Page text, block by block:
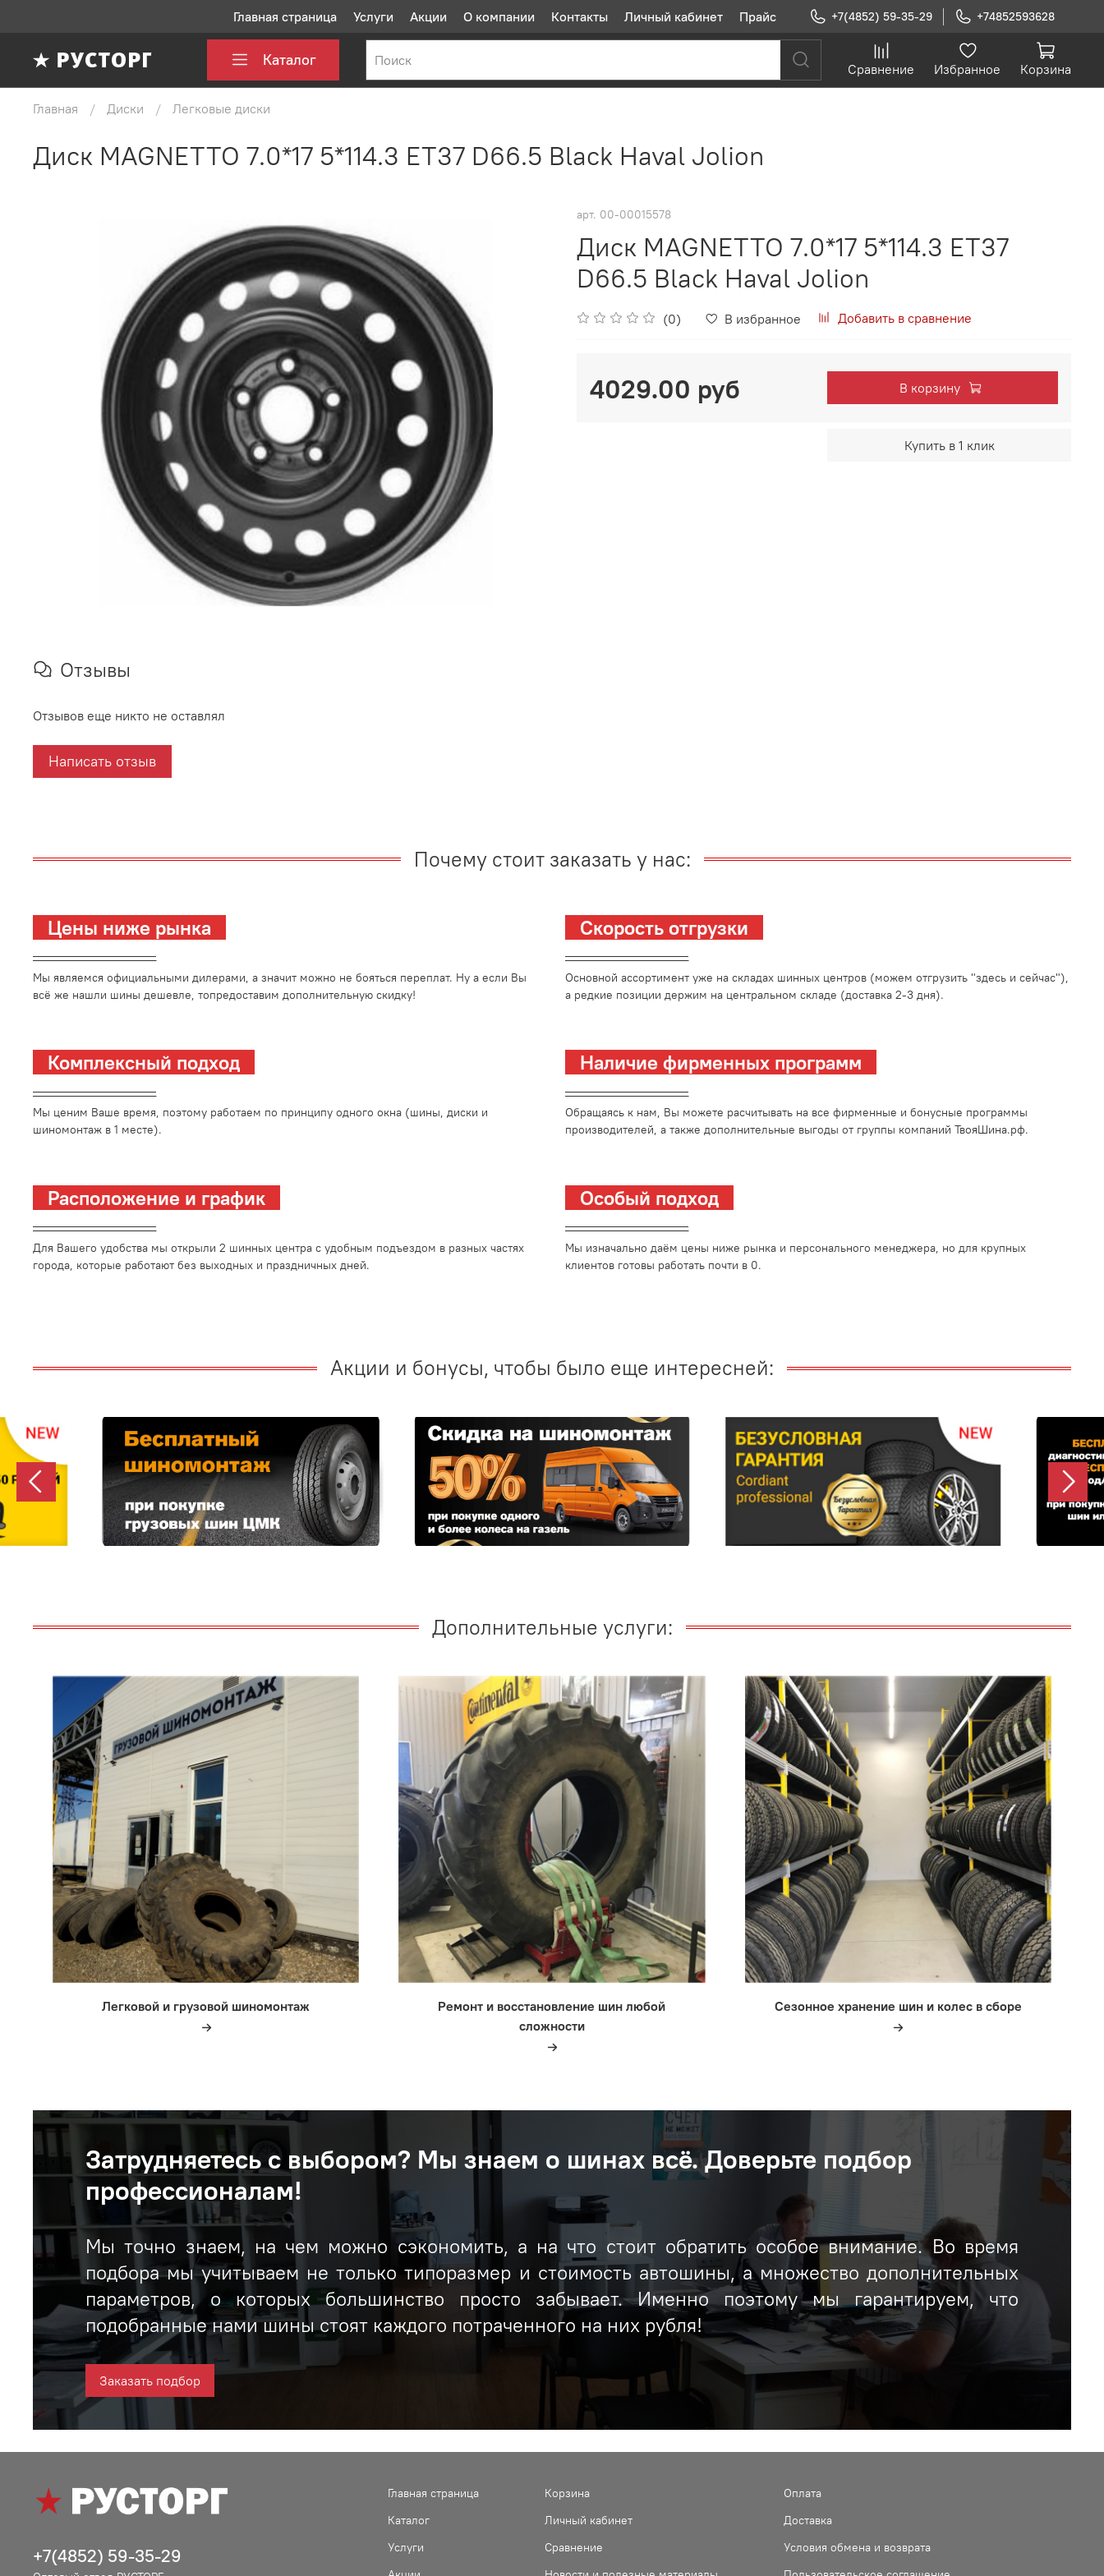
Главная страница Услуги Акции О компании Контакты Личный кабинет Прайс +7(4852) 59-35-29 +74852593628
Каталог Сравнение Избранное Корзина
Главная Диски Легковые диски
Диск MAGNETTO 7.0*17 5*114.3 ET37 D66.5 Black Haval Jolion
арт. 00-00015578
Диск MAGNETTO 7.0*17 5*114.3 ET37
D66.5 Black Haval Jolion
(0) В избранное Добавить в сравнение
4029.00 руб В корзину
Купить в 1 клик
Отзывы
Отзывов еще никто не оставлял
Написать отзыв
Почему стоит заказать у нас:
Цены ниже рынка
_________________________
Мы являемся официальными дилерами, а значит можно не бояться переплат. Ну а если Вы
всё же нашли шины дешевле, топредоставим дополнительную скидку!
Скорость отгрузки
_________________________
Основной ассортимент уже на складах шинных центров (можем отгрузить "здесь и сейчас"),
а редкие позиции держим на центральном складе (доставка 2-3 дня).
Комплексный подход
_________________________
Мы ценим Ваше время, поэтому работаем по принципу одного окна (шины, диски и
шиномонтаж в 1 месте).
Наличие фирменных программ
_________________________
Обращаясь к нам, Вы можете расчитывать на все фирменные и бонусные программы
производителей, а также дополнительные выгоды от группы компаний ТвояШина.рф.
Расположение и график
_________________________
Для Вашего удобства мы открыли 2 шинных центра с удобным подъездом в разных частях
города, которые работают без выходных и праздничных дней.
Особый подход
_________________________
Мы изначально даём цены ниже рынка и персонального менеджера, но для крупных
клиентов готовы работать почти в 0.
Акции и бонусы, чтобы было еще интересней:
Дополнительные услуги:
Легковой и грузовой шиномонтаж
Ремонт и восстановление шин любой
сложности
Сезонное хранение шин и колес в сборе
Затрудняетесь с выбором? Мы знаем о шинах вcё. Доверьте подбор
профессионалам!
Мы точно знаем, на чем можно сэкономить, а на что стоит обратить особое внимание. Во время
подбора мы учитываем не только типоразмер и стоимость автошины, а множество дополнительных
параметров, о которых большинство просто забывает. Именно поэтому мы гарантируем, что
подобранные нами шины стоят каждого потраченного на них рубля!
Заказать подбор
Главная страница
Каталог
Услуги
Корзина
Личный кабинет
Сравнение
Оплата
Доставка
Условия обмена и возврата
+7(4852) 59-35-29